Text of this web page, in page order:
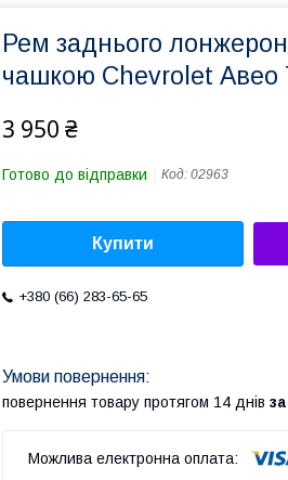
Рем заднього
чашкою Chevrolet Авео
3 950 ₴
Готово до відправки Код: 02963
Купити
+380 (66) 283-65-65
повернення товару протягом 14 днів